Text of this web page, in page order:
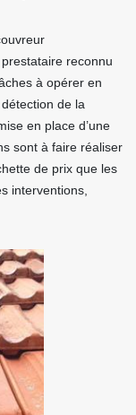
reconnu
à opérer en
de la
en place d’une
sont à faire réaliser
de prix que les
interventions,